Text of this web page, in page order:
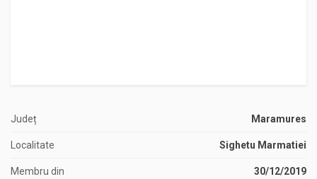
Județ Maramures
Localitate Sighetu Marmatiei
Membru din 30/12/2019